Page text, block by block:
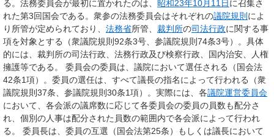
る。法務委員会が最初に置かれたのは、 昭和23年10月11日に召集さ
れた第3回国会である。衆参の法務委員会はそれぞれの議院規則 によ
り所管が定められており、 法務省所管、 裁判所の司法行政に関する事
項を対象とする（衆議院規則92条3号、参議院規則74条3号）。具体
的には、裁判所の司法行政、法務行政及び検察行政、国内治安、人権
擁護等である。 委員会の委員は、議院において選任される（国会法
42条1項）。委員の選任は、すべて議長の指名によって行われる（衆
議院規則37条、参議院規則30条1項）。実際には、各議院運営委員会
において、各会派の議席数に応じて各委員会の委員の員数も配分さ
れ、個別の人事は配分された員数の範囲内で各会派によって行われ
る。 委員長は、委員の互選（国会法第25条）もしくは議長において